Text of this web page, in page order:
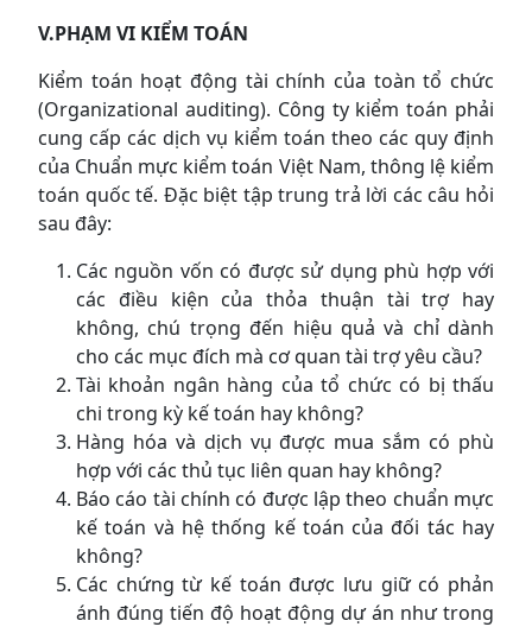
V.PHẠM VI KIỂM TOÁN
Kiểm toán hoạt động tài chính của toàn tổ chức
(Organizational auditing). Công ty kiểm toán phải
cung cấp các dịch vụ kiểm toán theo các quy định
của Chuẩn mực kiểm toán Việt Nam, thông lệ kiểm
toán quốc tế. Đặc biệt tập trung trả lời các câu hỏi
sau đây:
Các nguồn vốn có được sử dụng phù hợp với
các điều kiện của thỏa thuận tài trợ hay
không, chú trọng đến hiệu quả và chỉ dành
cho các mục đích mà cơ quan tài trợ yêu cầu?
Tài khoản ngân hàng của tổ chức có bị thấu
chi trong kỳ kế toán hay không?
Hàng hóa và dịch vụ được mua sắm có phù
hợp với các thủ tục liên quan hay không?
Báo cáo tài chính có được lập theo chuẩn mực
kế toán và hệ thống kế toán của đối tác hay
không?
Các chứng từ kế toán được lưu giữ có phản
ánh đúng tiến độ hoạt động dự án như trong